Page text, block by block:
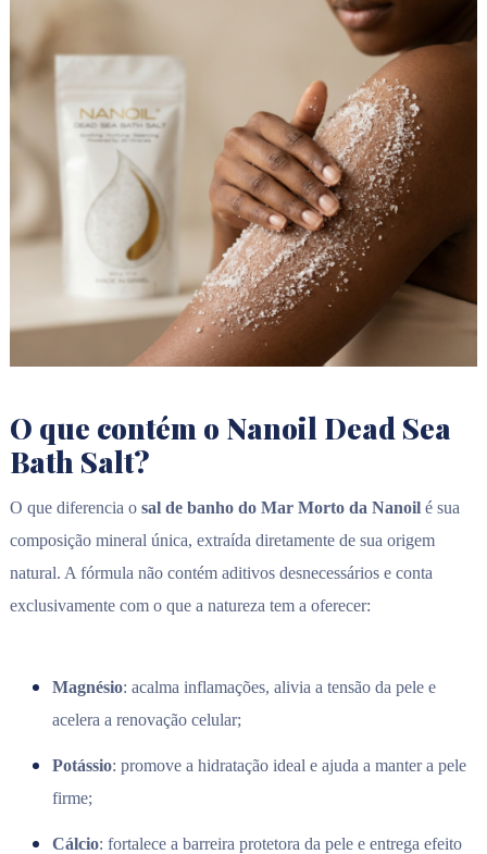
O que contém o Nanoil Dead Sea
Bath Salt?
O que diferencia o sal de banho do Mar Morto da Nanoil é sua
composição mineral única, extraída diretamente de sua origem
natural. A fórmula não contém aditivos desnecessários e conta
exclusivamente com o que a natureza tem a oferecer:
Magnésio: acalma inflamações, alivia a tensão da pele e
acelera a renovação celular;
Potássio: promove a hidratação ideal e ajuda a manter a pele
firme;
Cálcio: fortalece a barreira protetora da pele e entrega efeito